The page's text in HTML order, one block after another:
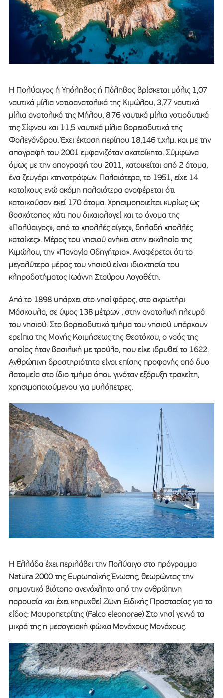
Η Πολύαιγος ή Υπόληβος ή Πόληβος βρίσκεται μόλις 1,07
ναυτικά μίλια νοτιοανατολικά της Κιμώλου, 3,77 ναυτικά
μίλια ανατολικά της Μήλου, 8,76 ναυτικά μίλια νοτιοδυτικά
της Σίφνου και 11,5 ναυτικά μίλια βορειοδυτικά της
Φολεγάνδρου. Έχει έκταση περίπου 18,146 τ.χλμ. και με την
απογραφή του 2001 εμφανιζόταν ακατοίκητο. Σύμφωνα
όμως με την απογραφή του 2011, κατοικείται από 2 άτομα,
ένα ζευγάρι κτηνοτρόφων. Παλαιότερα, το 1951, είχε 14
κατοίκους ενώ ακόμη παλαιότερα αναφέρεται ότι
κατοικούσαν εκεί 170 άτομα. Χρησιμοποιείται κυρίως ως
βοσκότοπος κάτι που δικαιολογεί και το όνομα της
«Πολύαιγος», από το «πολλές αίγες», δηλαδή «πολλές
κατσίκες». Μέρος του νησιού ανήκει στην εκκλησία της
Κιμώλου, την «Παναγία Οδηγήτρια». Αναφέρεται ότι το
μεγαλύτερο μέρος του νησιού είναι ιδιοκτησία του
κληροδοτήματος Ιωάννη Σταύρου Λογοθέτη.
Από το 1898 υπάρχει στο νησί φάρος, στο ακρωτήρι
Μάσκουλα, σε ύψος 138 μέτρων , στην ανατολική πλευρά
του νησιού. Στο βορειοδυτικό τμήμα του νησιού υπάρχουν
ερείπια της Μονής Κοιμήσεως της Θεοτόκου, ο ναός της
οποίας ήταν βασιλική με τρούλο, που είχε ιδρυθεί το 1622.
Ανθρώπινη δραστηριότητα είναι επίσης προφανής από δυο
λατομεία στο ίδιο τμήμα όπου γινόταν εξόρυξη τραχείτη,
χρησιμοποιούμενου για μυλόπετρες.
Η Ελλάδα έχει περιλάβει την Πολύαιγο στο πρόγραμμα
Natura 2000 της Ευρωπαϊκής Ένωσης, θεωρώντας την
σημαντικό βιότοπο ανενόχλητο από την ανθρώπινη
παρουσία και έχει κηρυχθεί Ζώνη Ειδικής Προστασίας για το
είδος: Μαυροπετρίτης (Falco eleonorae) Στο νησί γεννά τα
μικρά της η μεσογειακή φώκια Μονάχους Μονάχους.